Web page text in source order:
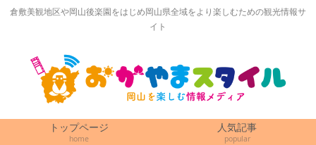
倉敷美観地区や岡山後楽園をはじめ岡山県全域をより楽しむための観光情報サ
イト
トップページ
home
人気記事
popular